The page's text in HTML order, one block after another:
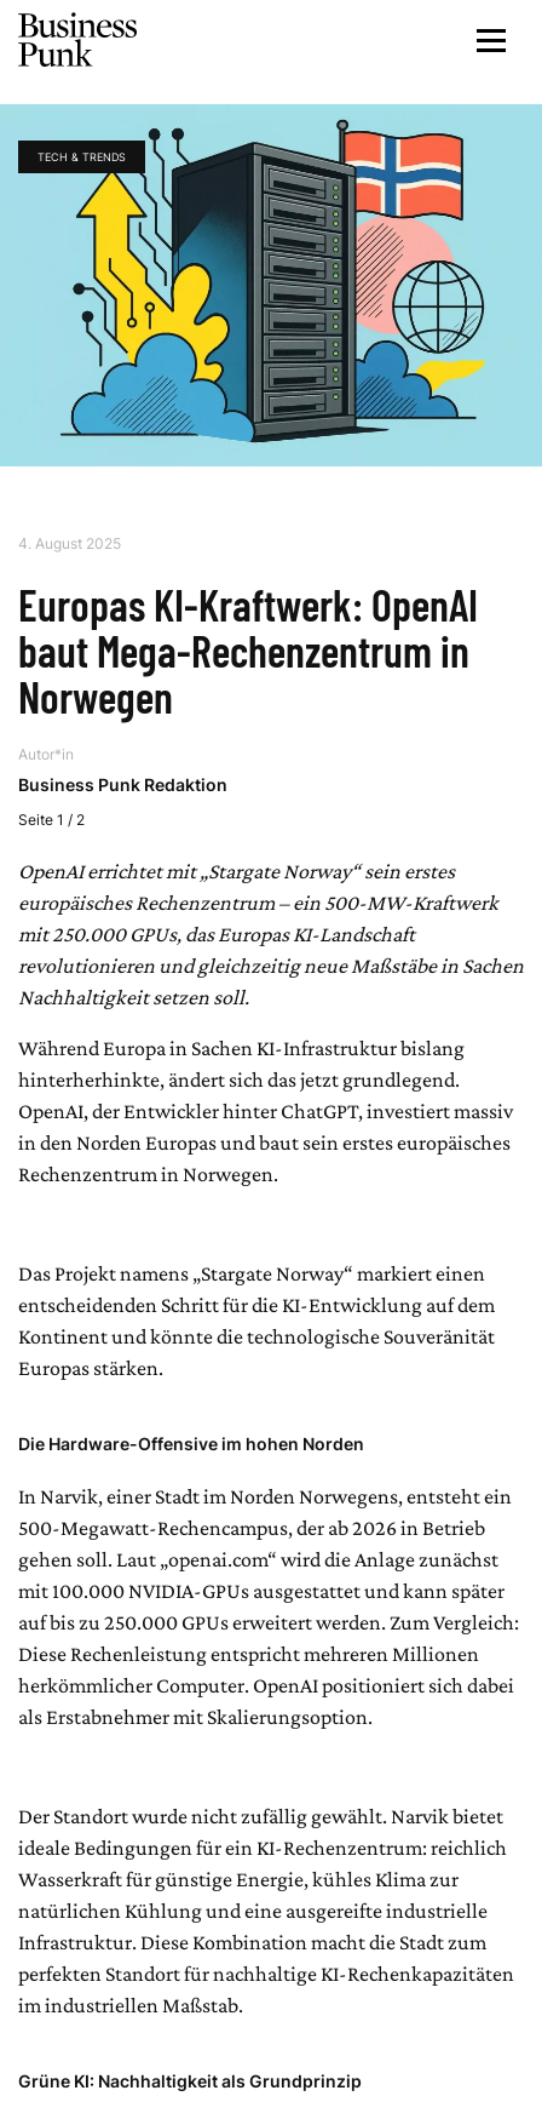
TECH & TRENDS
4. August 2025
Europas KI-Kraftwerk: OpenAI
baut Mega-Rechenzentrum in
Norwegen
Autor*in
Business Punk Redaktion
Seite 1 / 2
OpenAI errichtet mit „Stargate Norway“ sein erstes
europäisches Rechenzentrum – ein 500-MW-Kraftwerk
mit 250.000 GPUs, das Europas KI-Landschaft
revolutionieren und gleichzeitig neue Maßstäbe in Sachen
Nachhaltigkeit setzen soll.
Während Europa in Sachen KI-Infrastruktur bislang
hinterherhinkte, ändert sich das jetzt grundlegend.
OpenAI, der Entwickler hinter ChatGPT, investiert massiv
in den Norden Europas und baut sein erstes europäisches
Rechenzentrum in Norwegen.
Das Projekt namens „Stargate Norway“ markiert einen
entscheidenden Schritt für die KI-Entwicklung auf dem
Kontinent und könnte die technologische Souveränität
Europas stärken.
Die Hardware-Offensive im hohen Norden
In Narvik, einer Stadt im Norden Norwegens, entsteht ein
500-Megawatt-Rechencampus, der ab 2026 in Betrieb
gehen soll. Laut „openai.com“ wird die Anlage zunächst
mit 100.000 NVIDIA-GPUs ausgestattet und kann später
auf bis zu 250.000 GPUs erweitert werden. Zum Vergleich:
Diese Rechenleistung entspricht mehreren Millionen
herkömmlicher Computer. OpenAI positioniert sich dabei
als Erstabnehmer mit Skalierungsoption.
Der Standort wurde nicht zufällig gewählt. Narvik bietet
ideale Bedingungen für ein KI-Rechenzentrum: reichlich
Wasserkraft für günstige Energie, kühles Klima zur
natürlichen Kühlung und eine ausgereifte industrielle
Infrastruktur. Diese Kombination macht die Stadt zum
perfekten Standort für nachhaltige KI-Rechenkapazitäten
im industriellen Maßstab.
Grüne KI: Nachhaltigkeit als Grundprinzip